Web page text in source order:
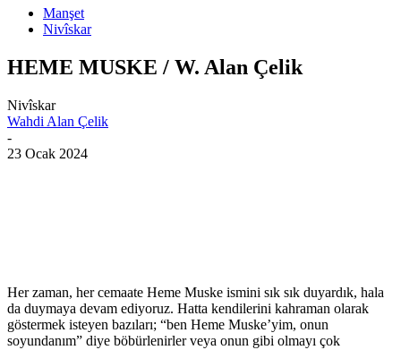
Manşet
Nivîskar
HEME MUSKE / W. Alan Çelik
Nivîskar
Wahdi Alan Çelik
-
23 Ocak 2024
Her zaman, her cemaate Heme Muske ismini sık sık duyardık, hala
da duymaya devam ediyoruz. Hatta kendilerini kahraman olarak
göstermek isteyen bazıları; “ben Heme Muske’yim, onun
soyundanım” diye böbürlenirler veya onun gibi olmayı çok